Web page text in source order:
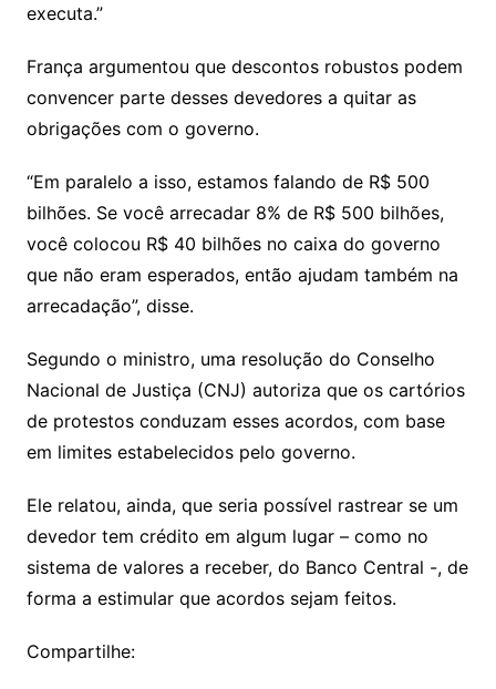
executa.”
França argumentou que descontos robustos podem
convencer parte desses devedores a quitar as
obrigações com o governo.
“Em paralelo a isso, estamos falando de R$ 500
bilhões. Se você arrecadar 8% de R$ 500 bilhões,
você colocou R$ 40 bilhões no caixa do governo
que não eram esperados, então ajudam também na
arrecadação”, disse.
Segundo o ministro, uma resolução do Conselho
Nacional de Justiça (CNJ) autoriza que os cartórios
de protestos conduzam esses acordos, com base
em limites estabelecidos pelo governo.
Ele relatou, ainda, que seria possível rastrear se um
devedor tem crédito em algum lugar – como no
sistema de valores a receber, do Banco Central -, de
forma a estimular que acordos sejam feitos.
Compartilhe: